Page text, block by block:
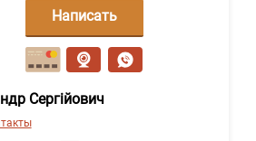
Сергійович
Написать
сообщение